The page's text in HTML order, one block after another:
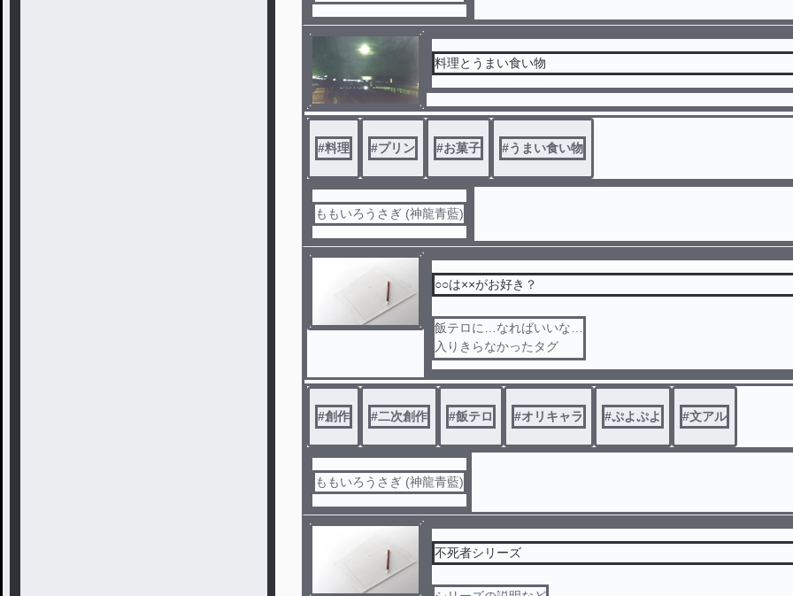
料理とうまい食い物
#料理 #プリン #お菓子 #うまい食い物
ももいろうさぎ (神龍青藍)
○○は××がお好き？
飯テロに…なればいいな…
入りきらなかったタグ
刀剣乱夢
仮面ライダー
一部腐向け
#創作 #二次創作 #飯テロ #オリキャラ #ぷよぷよ #文アル
ももいろうさぎ (神龍青藍)
不死者シリーズ